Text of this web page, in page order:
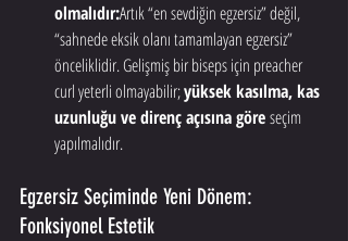
olmalıdır:Artık “en sevdiğin egzersiz” değil,
“sahnede eksik olanı tamamlayan egzersiz”
önceliklidir. Gelişmiş bir biseps için preacher
curl yeterli olmayabilir; yüksek kasılma, kas
uzunluğu ve direnç açısına göre seçim
yapılmalıdır.
Egzersiz Seçiminde Yeni Dönem:
Fonksiyonel Estetik